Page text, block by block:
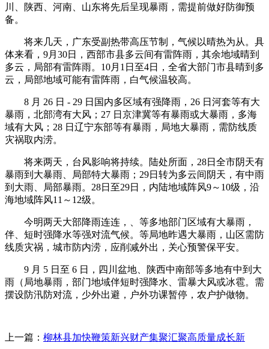
川、陕西、河南、山东将先后呈现暴雨，需提前做好防御预
备。
将来几天，广东受副热带高压节制，气候以晴热为从。具
体来看，9月30日，西部市县多云间有雷阵雨，其余地域晴到
多云，局部有雷阵雨。10月1日至4日，全省大部门市县晴到多
云，局部地域可能有雷阵雨，白气候温较高。
8 月 26 日 - 29 日国内多区域有强降雨，26 日河套等有大
暴雨，北部湾有大风；27 日京津冀等有暴雨或大暴雨，多海
域有大风；28 日辽宁东部等有暴雨，局地大暴雨，需防线质
灾祸取内涝。
将来两天，台风影响将持续。陆处所面，28日全市阴天有
暴雨到大暴雨、局部特大暴雨；29日转为多云间阴天，有中雨
到大雨、局部暴雨。28日至29日，内陆地域阵风9～10级，沿
海地域阵风11～12级。
今明两天大部降雨连连，、等多地部门区域有大暴雨，
伴、短时强降水等强对流气候。等局地昨遇大暴雨，山区需防
线质灾祸，城市防内涝，应削减外出，关心预警保平安。
9 月 5 日至 6 日，四川盆地、陕西中南部等多地有中到大
雨（局地暴雨，部门地域伴短时强降水、雷暴大风或冰雹。需
摆设防汛防对流，少外出避，户外功课暂停，农户护做物。
上一篇： 柳林县加快鞭策新兴财产集聚汇聚高质量成长新